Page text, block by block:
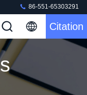
86-551-65303291
Citation